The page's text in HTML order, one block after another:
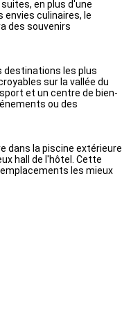
en plus d'une
envies culinaires, le
des souvenirs
destinations les plus
sur la vallée du
et un centre de bien-
ou des
dans la piscine extérieure
hall de l'hôtel. Cette
les mieux